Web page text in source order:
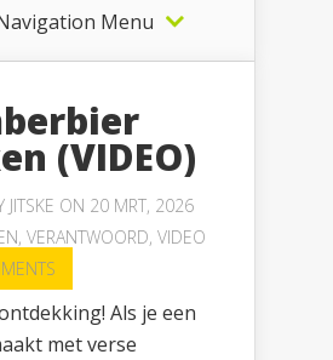
Menu
(VIDEO)
JITSKE ON 20 MRT, 2026
, VERANTWOORD, VIDEO
Als je een
met verse